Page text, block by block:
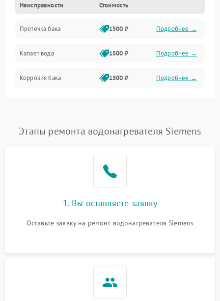
Датчики
Механика
Неисправности Стоимость
Протечка бака 1500 ₽ Подробнее →
Капает вода 1500 ₽ Подробнее →
Коррозия бака 1500 ₽ Подробнее →
Этапы ремонта водонагревателя Siemens
1. Вы оставляете заявку
Оставьте заявку на ремонт водонагревателя Siemens